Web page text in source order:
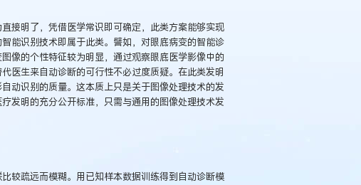
接明了，凭借医学常识即可确定，此类方案能够实现
能识别技术即属于此类。譬如，对眼底病变的智能诊
像的个性特征较为明显，通过观察眼底医学影像中的
医生来自动诊断的可行性不必过度质疑。在此类发明
动识别的质量。这本质上只是关于图像处理技术的发
发明的充分公开标准，只需与通用的图像处理技术发
较疏远而模糊。用已知样本数据训练得到自动诊断模